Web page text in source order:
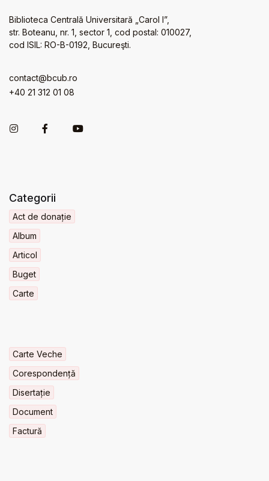
Biblioteca Centrală Universitară „Carol I”,
str. Boteanu, nr. 1, sector 1, cod postal: 010027,
cod ISIL: RO-B-0192, Bucureşti.
contact@bcub.ro
+40 21 312 01 08
Categorii
Act de donație
Album
Articol
Buget
Carte
Carte Veche
Corespondență
Disertație
Document
Factură